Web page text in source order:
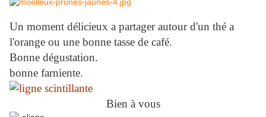
Un moment délicieux a partager autour d'un thé a
l'orange ou une bonne tasse de café.
Bonne dégustation.
bonne farniente.
Bien à vous